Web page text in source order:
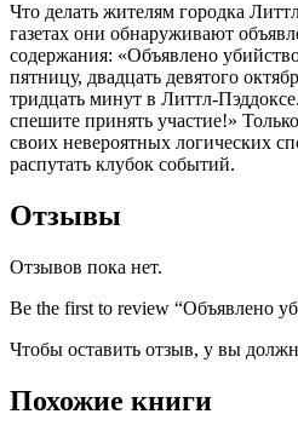
Что делать жителям городка
газетах они обнаруживают
содержания: «Объявлено
пятницу, двадцать девятого
тридцать минут в Литтл-
спешите принять участие!»
своих невероятных логических
распутать клубок событий.
Отзывы
Отзывов пока нет.
Be the first to review “Объявлено
Чтобы оставить отзыв, у вы
Похожие книги